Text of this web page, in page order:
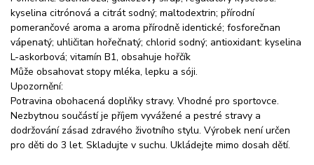
kyselina citrónová a citrát sodný; maltodextrin; přírodní
pomerančové aroma a aroma přírodně identické; fosforečnan
vápenatý; uhličitan hořečnatý; chlorid sodný; antioxidant: kyselina
L-askorbová; vitamín B1, obsahuje hořčík
Může obsahovat stopy mléka, lepku a sóji.
Upozornění:
Potravina obohacená doplňky stravy. Vhodné pro sportovce.
Nezbytnou součástí je příjem vyvážené a pestré stravy a
dodržování zásad zdravého životního stylu. Výrobek není určen
pro děti do 3 let. Skladujte v suchu. Ukládejte mimo dosah dětí.